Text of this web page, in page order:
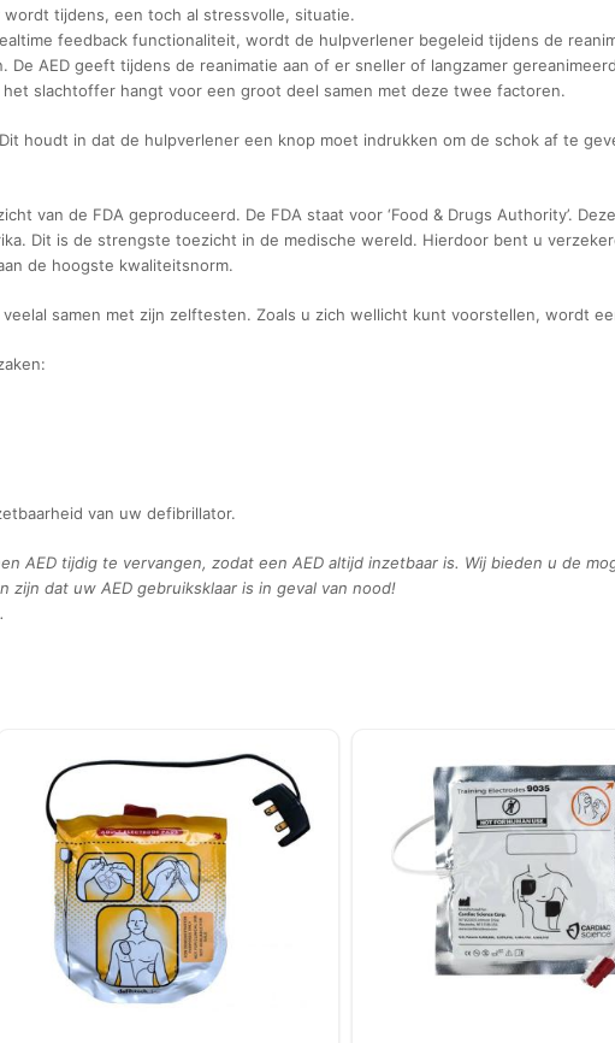
tijdens, een toch al stressvolle, situatie.
feedback functionaliteit, wordt de hulpverlener begeleid tijdens de
AED geeft tijdens de reanimatie aan of er sneller of langzamer
slachtoffer hangt voor een groot deel samen met deze twee factoren.
houdt in dat de hulpverlener een knop moet indrukken om de schok af te
van de FDA geproduceerd. De FDA staat voor ‘Food & Drugs Authority’.
Dit is de strengste toezicht in de medische wereld. Hierdoor bent u
de hoogste kwaliteitsnorm.
samen met zijn zelftesten. Zoals u zich wellicht kunt voorstellen, wordt
van uw defibrillator.
AED tijdig te vervangen, zodat een AED altijd inzetbaar is. Wij bieden u de
dat uw AED gebruiksklaar is in geval van nood!